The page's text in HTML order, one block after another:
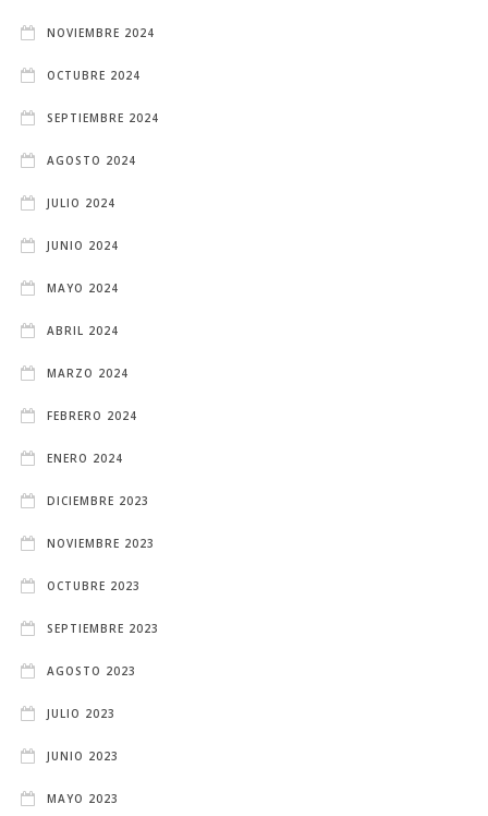
NOVIEMBRE 2024
OCTUBRE 2024
SEPTIEMBRE 2024
AGOSTO 2024
JULIO 2024
JUNIO 2024
MAYO 2024
ABRIL 2024
MARZO 2024
FEBRERO 2024
ENERO 2024
DICIEMBRE 2023
NOVIEMBRE 2023
OCTUBRE 2023
SEPTIEMBRE 2023
AGOSTO 2023
JULIO 2023
JUNIO 2023
MAYO 2023